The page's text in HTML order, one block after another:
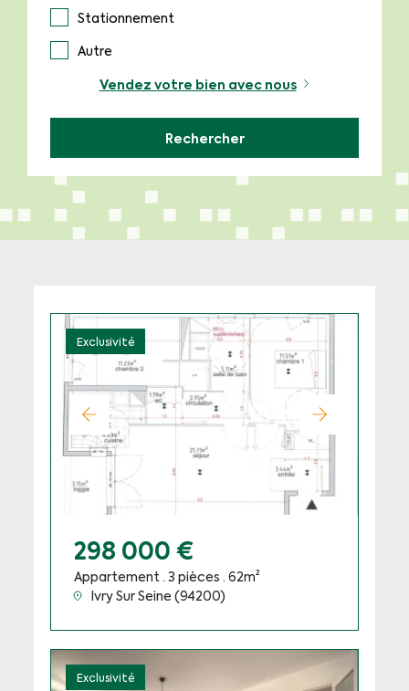
Stationnement
Autre
Vendez votre bien avec nous
Rechercher
Exclusivité
298 000 €
Appartement · 3 pièces · 62m²
Ivry Sur Seine (94200)
Exclusivité